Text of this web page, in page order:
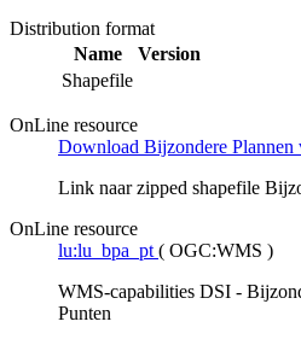
Distribution format
Name
Version
Shapefile
OnLine resource
Download Bijzondere Plannen
Link naar zipped shapefile
OnLine resource
lu:lu_bpa_pt( OGC:WMS )
WMS-capabilities DSI -
Punten